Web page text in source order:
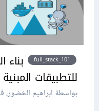
full_stack_101
بناء
للتطبيقات
بواسطة ابراهيم الخضور،